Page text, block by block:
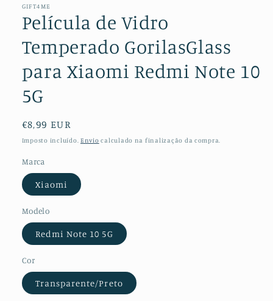
1
modal
GIFT4ME
Película de Vidro
Temperado GorilasGlass
para Xiaomi Redmi Note 10
5G
Preço
normal
€8,99 EUR
Imposto incluído. Envio calculado na finalização da compra.
Marca
Xiaomi
Modelo
Redmi Note 10 5G
Cor
Transparente/Preto